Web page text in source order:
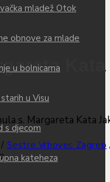
mladež Otok
obnove za mlade
u bolnicama
u Visu
s djecom
kateheza
/ Sestre Vrhovec Zagreb